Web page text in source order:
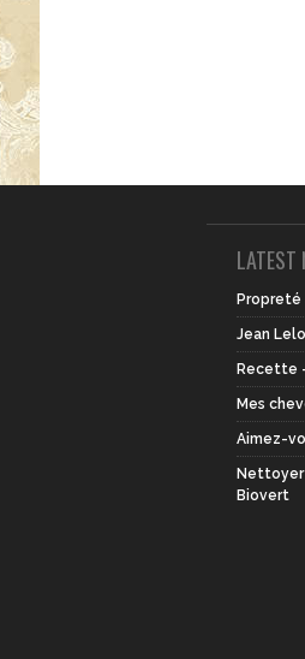
LATEST
Propreté
Jean
Recette
Mes
Aimez-
Nettoyer
Biovert